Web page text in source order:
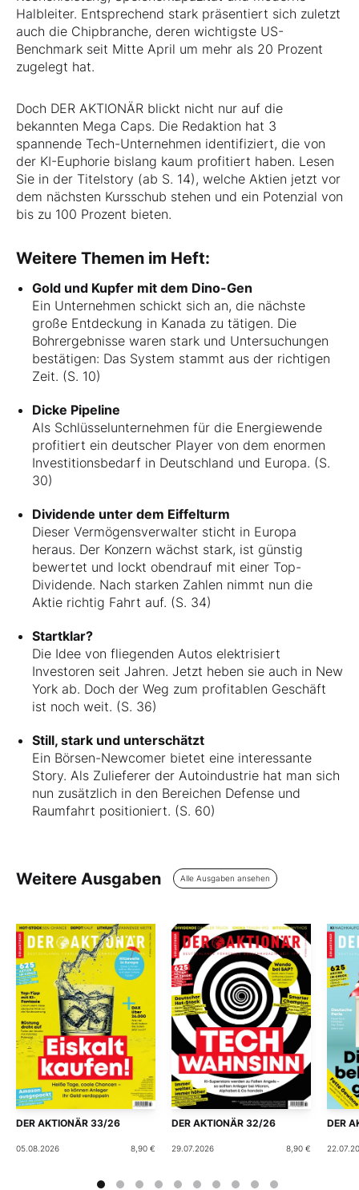
Halbleiter. Entsprechend stark präsentiert sich zuletzt
auch die Chipbranche, deren wichtigste US-
Benchmark seit Mitte April um mehr als 20 Prozent
zugelegt hat.
Doch DER AKTIONÄR blickt nicht nur auf die
bekannten Mega Caps. Die Redaktion hat 3
spannende Tech-Unternehmen identifiziert, die von
der KI-Euphorie bislang kaum profitiert haben. Lesen
Sie in der Titelstory (ab S. 14), welche Aktien jetzt vor
dem nächsten Kursschub stehen und ein Potenzial von
bis zu 100 Prozent bieten.
Weitere Themen im Heft:
Gold und Kupfer mit dem Dino-Gen
Ein Unternehmen schickt sich an, die nächste
große Entdeckung in Kanada zu tätigen. Die
Bohrergebnisse waren stark und Untersuchungen
bestätigen: Das System stammt aus der richtigen
Zeit. (S. 10)
Dicke Pipeline
Als Schlüsselunternehmen für die Energiewende
profitiert ein deutscher Player von dem enormen
Investitionsbedarf in Deutschland und Europa. (S.
30)
Dividende unter dem Eiffelturm
Dieser Vermögensverwalter sticht in Europa
heraus. Der Konzern wächst stark, ist günstig
bewertet und lockt obendrauf mit einer Top-
Dividende. Nach starken Zahlen nimmt nun die
Aktie richtig Fahrt auf. (S. 34)
Startklar?
Die Idee von fliegenden Autos elektrisiert
Investoren seit Jahren. Jetzt heben sie auch in New
York ab. Doch der Weg zum profitablen Geschäft
ist noch weit. (S. 36)
Still, stark und unterschätzt
Ein Börsen-Newcomer bietet eine interessante
Story. Als Zulieferer der Autoindustrie hat man sich
nun zusätzlich in den Bereichen Defense und
Raumfahrt positioniert. (S. 60)
Weitere Ausgaben Alle Ausgaben ansehen
DER AKTIONÄR 33/26
05.08.2026 8,90 €
DER AKTIONÄR 32/26
29.07.2026 8,90 €
DER